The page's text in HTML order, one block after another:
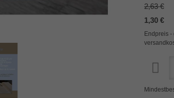
2,63 €
1,30 €
Endpreis -